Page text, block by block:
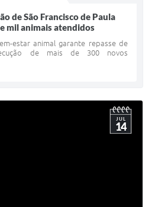
de São Francisco de Paula
mil animais atendidos
estar animal garante repasse de
de mais de 300 novos
JUL
14